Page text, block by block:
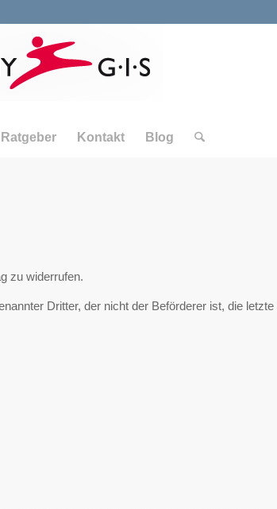
Ratgeber Kontakt Blog
zu widerrufen.
Dritter, der nicht der Beförderer ist, die letzte